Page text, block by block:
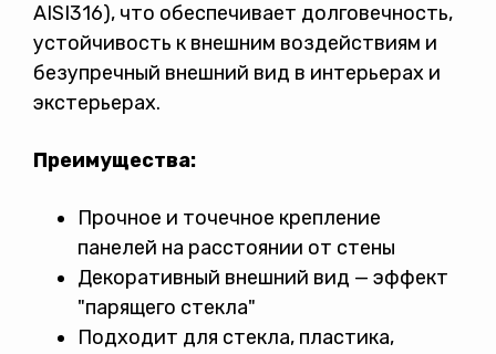
AISI316), что обеспечивает долговечность,
устойчивость к внешним воздействиям и
безупречный внешний вид в интерьерах и
экстерьерах.
Преимущества:
Прочное и точечное крепление
панелей на расстоянии от стены
Декоративный внешний вид — эффект
"парящего стекла"
Подходит для стекла, пластика,